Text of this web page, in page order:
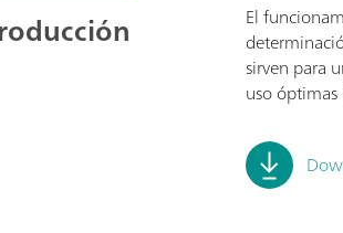
El
sirven para
uso